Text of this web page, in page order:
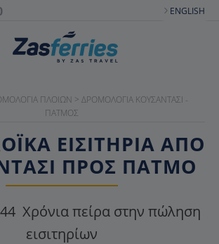
ENGLISH
ΠΛΟΊΩΝ > ΔΡΟΜΟΛΌΓΙΑ ΚΟΥΣΆΝΤΑΣΙ -
ΠΆΤΜΟΣ
ΕΙΣΙΤΉΡΙΑ ΑΠΌ
ΠΡΟΣ ΠΆΤΜΟ
44 Χρόνια πείρα στην πώληση
εισιτηρίων